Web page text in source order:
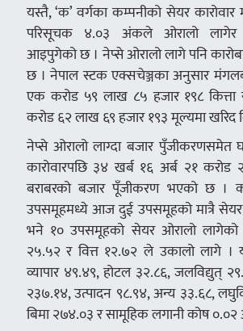
यस्तै, ‘क’ वर्गका कम्पनीको सेयर
परिसूचक ४.०३ अंकले ओरालो
आइपुगेको छ । नेप्से ओरालो लागे पनि
छ । नेपाल स्टक एक्सचेञ्जका अनुसार
एक करोड ५९ लाख ८५ हजार १९८
करोड ६२ लाख ६९ हजार १९३ मूल्यमा खरिद
नेप्से ओरालो लाग्दा बजार
कारोवारपछि ३४ खर्ब १६ अर्ब २१
बराबरको बजार पूँजीकरण भएको छ ।
उपसमूहमध्ये आज दुई उपसमूहको मात्रै
भने १० उपसमूहको सेयर ओरालो
२५.५२ र वित्त १२.७२ ले उकालो लागे ।
व्यापार ४९.४९, होटल ३२.८६, जलविद्युत्
२३७.१४, उत्पादन ९८.९४, अन्य ३३.६८,
बिमा २७४.०३ र सामूहिक लगानी कोष